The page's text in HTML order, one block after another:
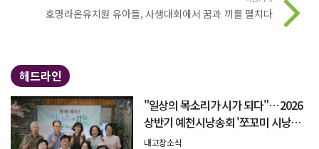
호명라온유치원 유아들, 사생대회에서 꿈과 끼를 펼치다
헤드라인
"일상의 목소리가 시가 되다"… 2026
상반기 예천시낭송회 '쪼꼬미 시낭송
회' 성료
내고장소식